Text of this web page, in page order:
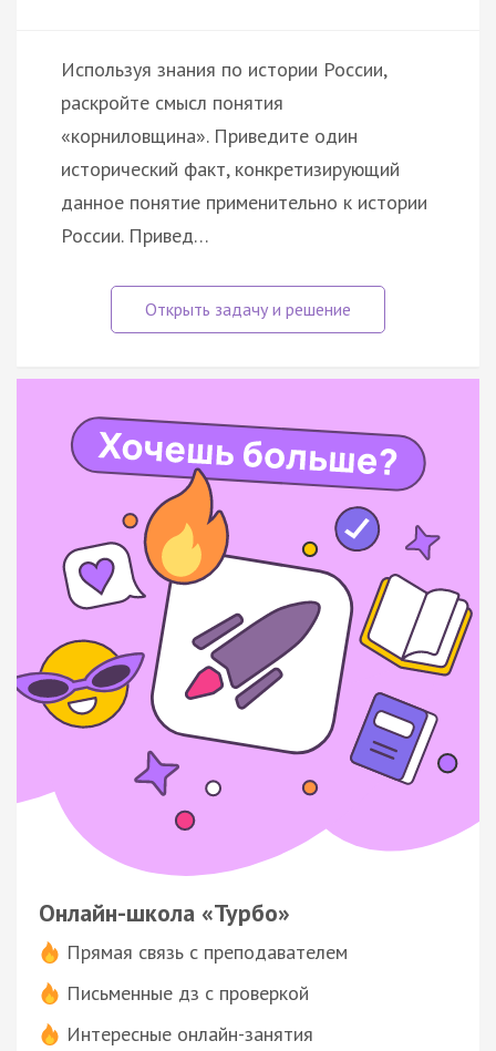
Используя знания по истории России,
раскройте смысл понятия
«корниловщина». Приведите один
исторический факт, конкретизирующий
данное понятие применительно к истории
России. Привед…
Онлайн-школа «Турбо»
Прямая связь с преподавателем
Письменные дз с проверкой
Интересные онлайн-занятия